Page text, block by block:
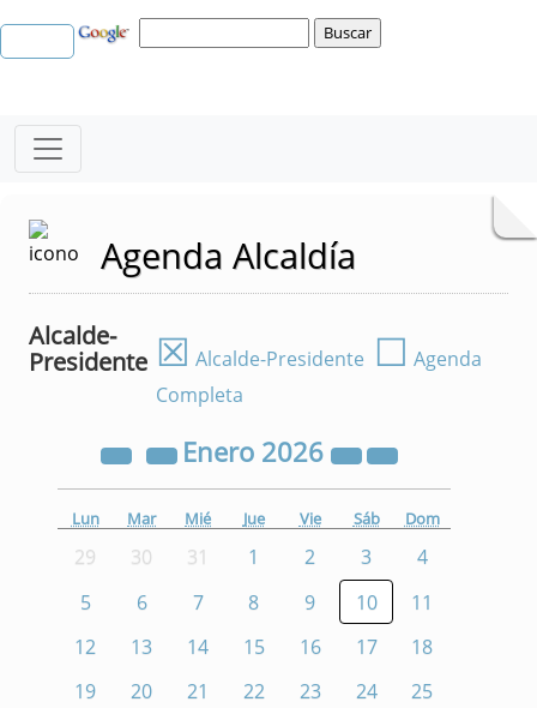
Agenda Alcaldía
Alcalde-
Presidente ☒ Alcalde-Presidente ☐ Agenda
Completa
Enero 2026
Lun Mar Mié Jue Vie Sáb Dom
29 30 31 1 2 3
4
5
6 7 8 9 10
11
12
13 14 15 16 17
18
19
20 21 22 23 24
25